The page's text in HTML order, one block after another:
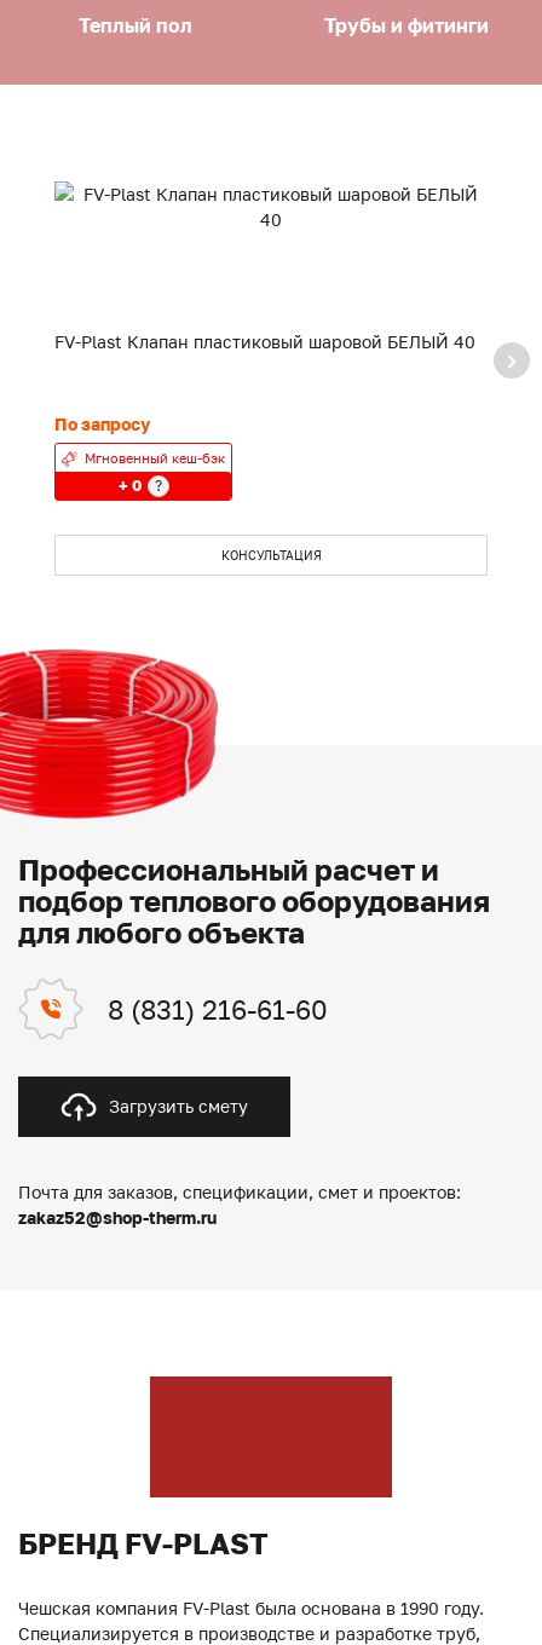
Теплый пол Трубы и фитинги
FV-Plast Клапан пластиковый шаровой БЕЛЫЙ 40
По запросу
Мгновенный кеш-бэк
+ 0 ?
КОНСУЛЬТАЦИЯ
Профессиональный расчет и
подбор теплового оборудования
для любого объекта
8 (831) 216-61-60
Загрузить смету
Почта для заказов, спецификации, смет и проектов:
zakaz52@shop-therm.ru
БРЕНД FV-PLAST
Чешская компания FV-Plast была основана в 1990 году.
Специализируется в производстве и разработке труб,